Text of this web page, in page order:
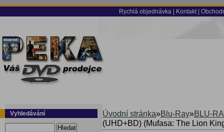
Rychlá objednávka Kontakt
Vyhledávání
Hledat
Úvodní stránka»Blu-Ray»BLU-
(UHD+BD) (Mufasa: The Lion